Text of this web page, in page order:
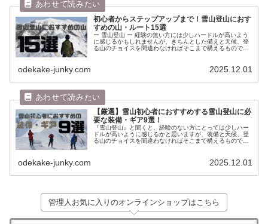
初心者からステップアップまで！雪山登山におす
すめの山・ルート15選
ー 雪山登山 ー 経験の無い方には少しハードルが高いよう
に感じるかもしれませんが、きちんとした備えと天候、登
る山のチョイスを間違わなければそこまで構えるものでは
odekake-junky.com 2025.12.01
【厳選】雪山初心者におすすめする雪山登山に必
要な装備・ギア9選！
『雪山登山』と聞くと、経験のない方にとっては少しハー
ドルが高いように感じるかと思いますが、装備と天候、登
る山のチョイスを間違わなければそこまで構えるものでは
odekake-junky.com 2025.12.01
管理人お気に入りのオンラインショップはこちら